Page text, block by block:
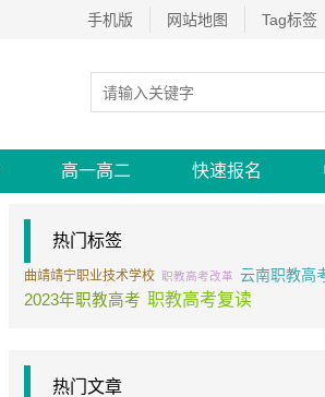
手机版 网站地图 Tag标签
高一高二 快速报名
热门标签
曲靖靖宁职业技术学校 职教高考改革 云南职教高
2023年职教高考 职教高考复读
热门文章